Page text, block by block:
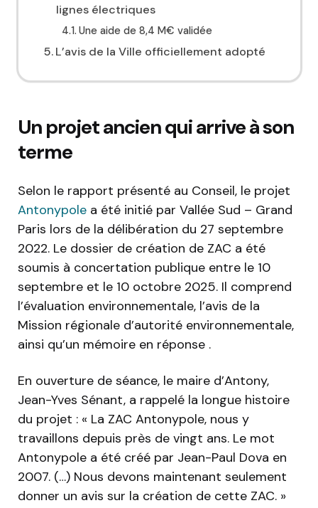
lignes électriques
Une aide de 8,4 M€ validée
L’avis de la Ville officiellement adopté
Un projet ancien qui arrive à son
terme
Selon le rapport présenté au Conseil, le projet
Antonypole a été initié par Vallée Sud – Grand
Paris lors de la délibération du 27 septembre
2022. Le dossier de création de ZAC a été
soumis à concertation publique entre le 10
septembre et le 10 octobre 2025. Il comprend
l’évaluation environnementale, l’avis de la
Mission régionale d’autorité environnementale,
ainsi qu’un mémoire en réponse .
En ouverture de séance, le maire d’Antony,
Jean-Yves Sénant, a rappelé la longue histoire
du projet : « La ZAC Antonypole, nous y
travaillons depuis près de vingt ans. Le mot
Antonypole a été créé par Jean-Paul Dova en
2007. (…) Nous devons maintenant seulement
donner un avis sur la création de cette ZAC. »